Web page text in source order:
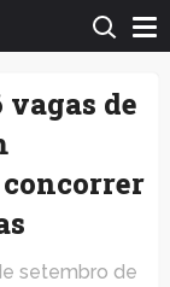
de
setembro de